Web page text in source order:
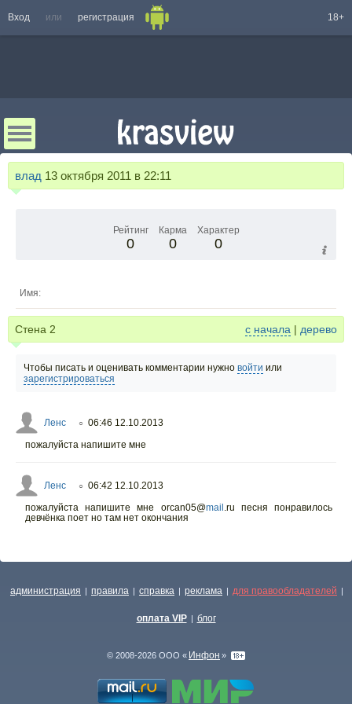
Вход или регистрация 18+
влад 13 октября 2011 в 22:11
Рейтинг
0
Карма
0
Характер
0
Имя:
Стена 2 с начала | дерево
Чтобы писать и оценивать комментарии нужно войти или
зарегистрироваться
Ленс ○ 06:46 12.10.2013
пожалуйста напишите мне
Ленс ○ 06:42 12.10.2013
пожалуйста напишите мне orcan05@mail .ru песня понравилось
девчёнка поет но там нет окончания
администрация | правила | справка | реклама | для правообладателей |
оплата VIP | блог
© 2008-2026 ООО « Инфон »